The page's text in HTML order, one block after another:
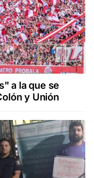
a la que se
y Unión